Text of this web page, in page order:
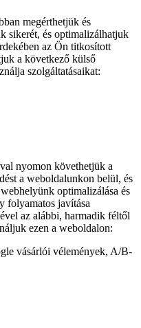
megérthetjük és
sikerét, és optimalizálhatjuk
az Ön titkosított
a következő külső
szolgáltatásaikat:
nyomon követhetjük a
a weboldalunkon belül, és
optimalizálása és
folyamatos javítása
az alábbi, harmadik féltől
ezen a weboldalon:
vásárlói vélemények, A/B-